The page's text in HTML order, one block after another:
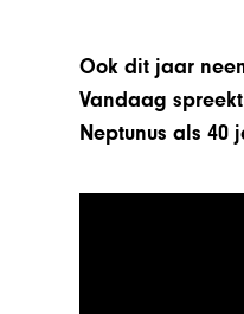
Ook dit jaar
Vandaag
Neptunus als 40